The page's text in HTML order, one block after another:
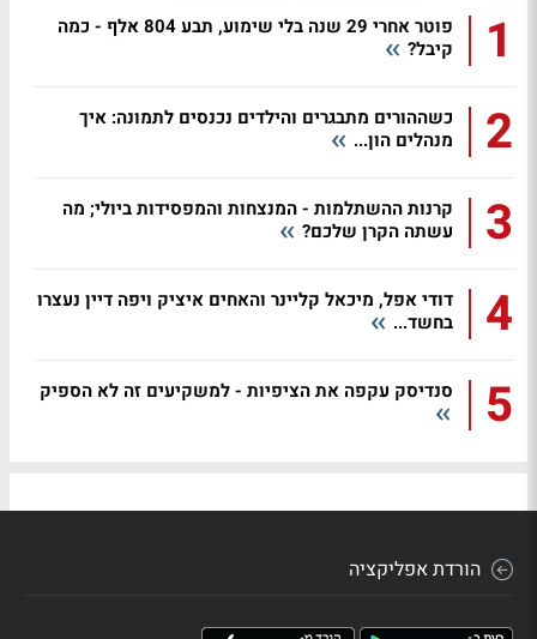
1
פוטר אחרי 29 שנה בלי שימוע, תבע 804 אלף - כמה
קיבל?
2
כשההורים מתבגרים והילדים נכנסים לתמונה: איך
מנהלים הון...
3
קרנות ההשתלמות - המנצחות והמפסידות ביולי; מה
עשתה הקרן שלכם?
4
דודי אפל, מיכאל קליינר והאחים איציק ויפה דיין נעצרו
בחשד...
5 סנדיסק עקפה את הציפיות - למשקיעים זה לא הספיק
הורדת אפליקציה